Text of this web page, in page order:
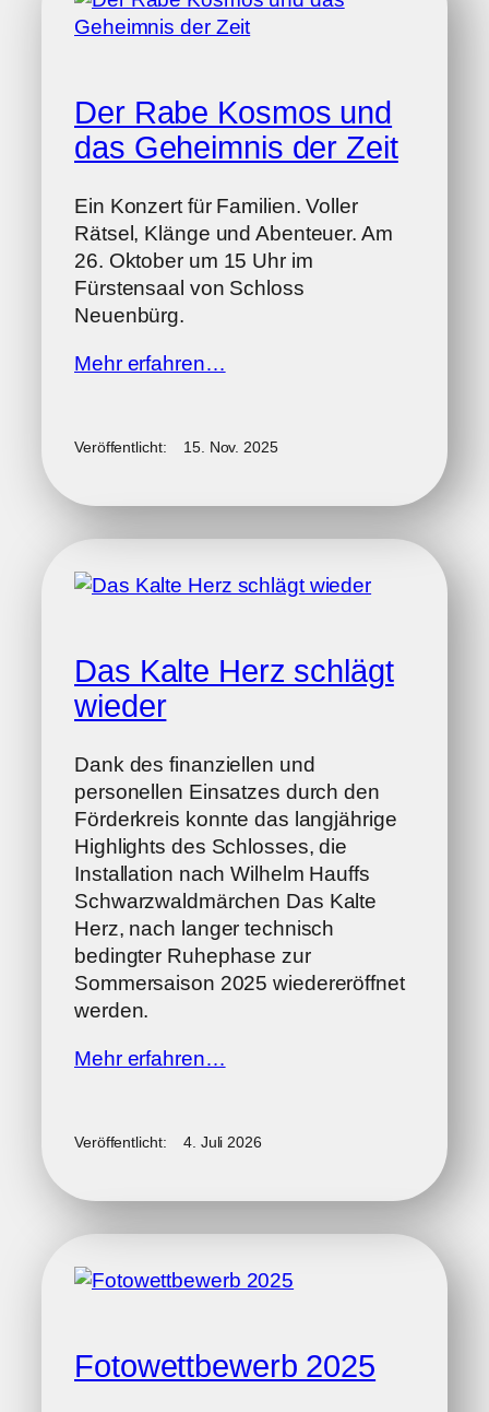
Der Rabe Kosmos und
das Geheimnis der Zeit
Ein Konzert für Familien. Voller
Rätsel, Klänge und Abenteuer. Am
26. Oktober um 15 Uhr im
Fürstensaal von Schloss
Neuenbürg.
Mehr erfahren…
Veröffentlicht: 15. Nov. 2025
Das Kalte Herz schlägt
wieder
Dank des finanziellen und
personellen Einsatzes durch den
Förderkreis konnte das langjährige
Highlights des Schlosses, die
Installation nach Wilhelm Hauffs
Schwarzwaldmärchen Das Kalte
Herz, nach langer technisch
bedingter Ruhephase zur
Sommersaison 2025 wiedereröffnet
werden.
Mehr erfahren…
Veröffentlicht: 4. Juli 2026
Fotowettbewerb 2025